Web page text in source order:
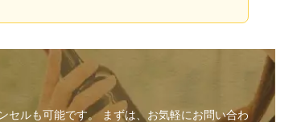
セルも可能です。 まずは、お気軽にお問い合わ